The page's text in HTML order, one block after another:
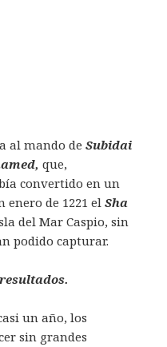
al mando deSubidai
que,
convertido en un
enero de 1221 elSha
del Mar Caspio, sin
podido capturar.
un año, los
sin grandes